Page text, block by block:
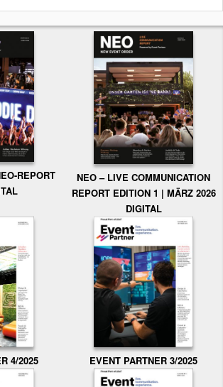
REPORT
NEO – LIVE COMMUNICATION
REPORT EDITION 1 | MÄRZ 2026
DIGITAL
4/2025 EVENT PARTNER 3/2025